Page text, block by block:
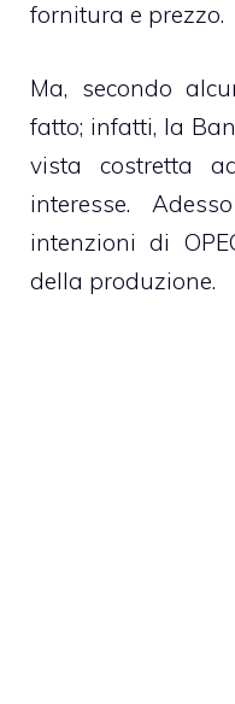
fornitura e prezzo.
Ma, secondo
fatto; infatti, la
vista costretta
interesse.
intenzioni di
della produzione.